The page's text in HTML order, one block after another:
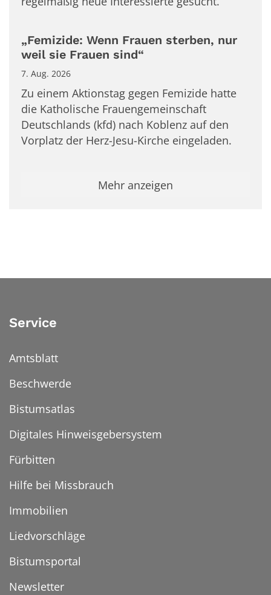
„Femizide: Wenn Frauen sterben, nur
weil sie Frauen sind“
7. Aug. 2026
Zu einem Aktionstag gegen Femizide hatte
die Katholische Frauengemeinschaft
Deutschlands (kfd) nach Koblenz auf den
Vorplatz der Herz-Jesu-Kirche eingeladen.
Mehr anzeigen
Service
Amtsblatt
Beschwerde
Bistumsatlas
Digitales Hinweisgebersystem
Fürbitten
Hilfe bei Missbrauch
Immobilien
Liedvorschläge
Bistumsportal
Newsletter